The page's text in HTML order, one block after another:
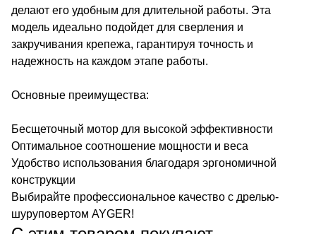
делают его удобным для длительной работы. Эта
модель идеально подойдет для сверления и
закручивания крепежа, гарантируя точность и
надежность на каждом этапе работы.
Основные преимущества:
Бесщеточный мотор для высокой эффективности
Оптимальное соотношение мощности и веса
Удобство использования благодаря эргономичной
конструкции
Выбирайте профессиональное качество с дрелью-
шуруповертом AYGER!